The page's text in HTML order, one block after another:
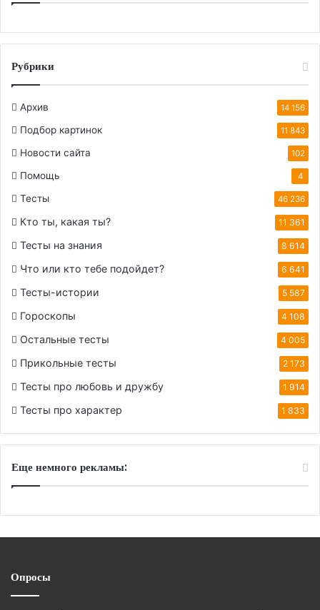
Рубрики
Архив 14 156
Подбор картинок 11 843
Новости сайта 102
Помощь 4
Тесты 46 236
Кто ты, какая ты? 11 361
Тесты на знания 8 614
Что или кто тебе подойдет? 6 641
Тесты-истории 5 587
Гороскопы 4 108
Остальные тесты 4 005
Прикольные тесты 2 173
Тесты про любовь и дружбу 1 914
Тесты про характер 1 833
Еще немного рекламы:
Опросы